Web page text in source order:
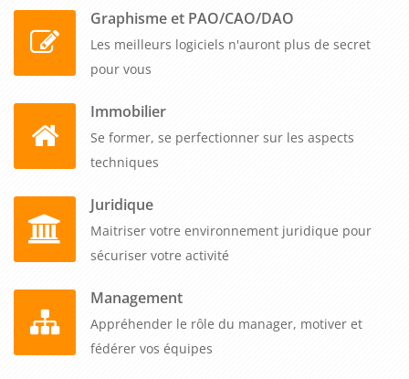
Graphisme et PAO/CAO/DAO
Les meilleurs logiciels n'auront plus de secret
pour vous
Immobilier
Se former, se perfectionner sur les aspects
techniques
Juridique
Maitriser votre environnement juridique pour
sécuriser votre activité
Management
Appréhender le rôle du manager, motiver et
fédérer vos équipes